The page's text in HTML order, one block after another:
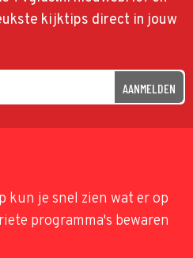
kijktips direct in jouw
AANMELDEN
kun je snel zien wat er op
programma's bewaren